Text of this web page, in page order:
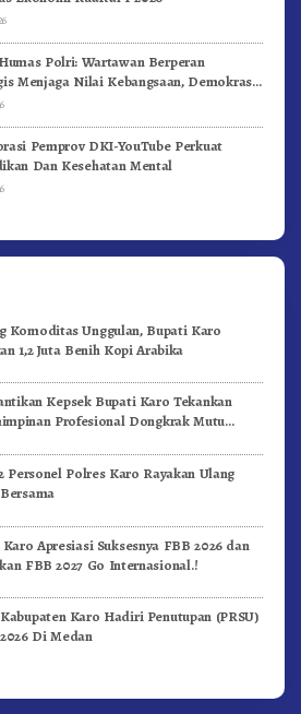
Polri: Wartawan Berperan
Menjaga Nilai Kebangsaan, Demokrasi,
Pemprov DKI-YouTube Perkuat
Dan Kesehatan Mental
Komoditas Unggulan, Bupati Karo
1,2 Juta Benih Kopi Arabika
Kepsek Bupati Karo Tekankan
Profesional Dongkrak Mutu
Personel Polres Karo Rayakan Ulang
Apresiasi Suksesnya FBB 2026 dan
FBB 2027 Go Internasional.!
Karo Hadiri Penutupan (PRSU)
Di Medan